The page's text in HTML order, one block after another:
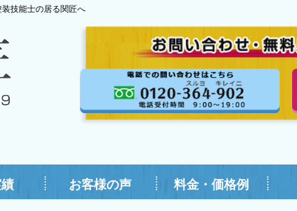
技能士の居る関匠へ
お客様の声 料金・価格例